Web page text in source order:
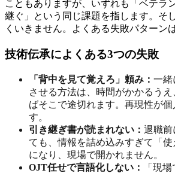
こともありますが、いずれも「ベテラ
継ぐ」という同じ課題を指します。そ
くいきません。よくある失敗パターン
技術伝承によくある3つの失敗
「背中を見て覚えろ」頼み： 一緒
させる方法は、時間がかかるう
ばそこで途切れます。再現性が
す。
引き継ぎ書が読まれない： 退職前
ても、情報を詰め込みすぎて「使
になり、現場で開かれません。
OJT任せで言語化しない：
「現